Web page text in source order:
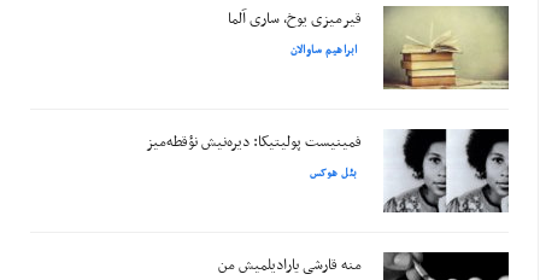
قیرمیزی یوخ، ساری آلما
ابراهیم ساوالان
فمینیست پولیتیکا: دیره‌نیش نؤقطه‌میز
بئل هوکس
منه قارشی یارادیلمیش من